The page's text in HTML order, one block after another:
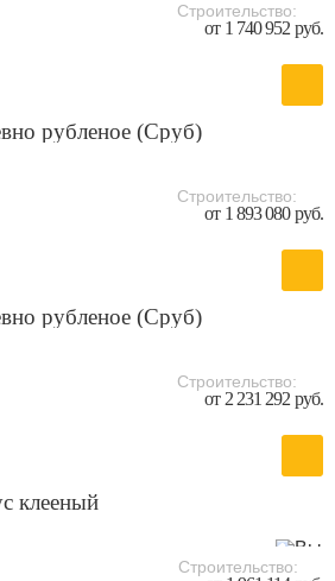
Строительство:
от 1 740 952 руб.
рубленое (Сруб)
Строительство:
от 1 893 080 руб.
рубленое (Сруб)
Строительство:
от 2 231 292 руб.
клееный
Строительство: